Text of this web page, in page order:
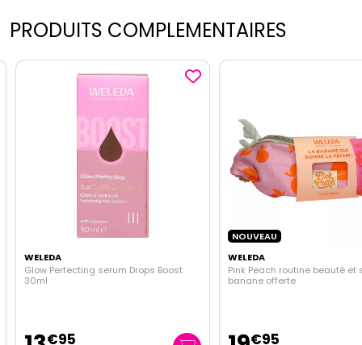
PRODUITS COMPLEMENTAIRES
WELEDA
Glow Perfecting serum Drops Boost
30ml
€95
NOUVEAU
WELEDA
Pink Peach routine beauté et
banane offerte
€95